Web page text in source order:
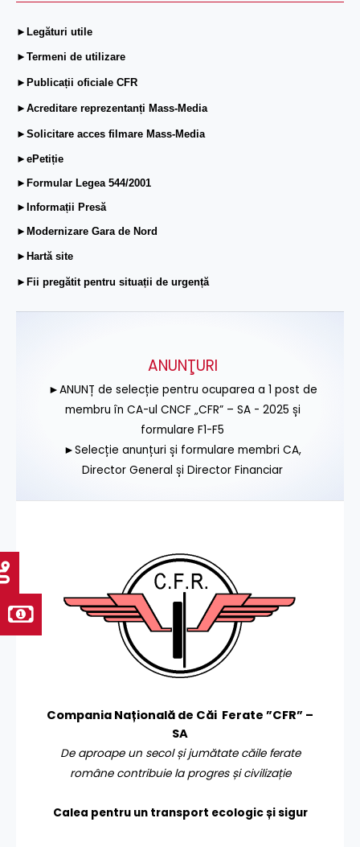
►Legături utile
►Termeni de utilizare
►Publicații oficiale CFR
►Acreditare reprezentanți Mass-Media
►Solicitare acces filmare Mass-Media
►ePetiție
►Formular Legea 544/2001
►Informații Presă
►Modernizare Gara de Nord
►Hartă site
►Fii pregătit pentru situații de urgență
ANUNŢURI
►ANUNȚ de selecție pentru ocuparea a 1 post de
membru în CA-ul CNCF „CFR” – SA - 2025 și
formulare F1-F5
►Selecție anunțuri și formulare membri CA,
Director General și Director Financiar
Compania Națională de Căi Ferate ”CFR” –
SA
De aproape un secol și jumătate căile ferate
române contribuie la progres și civilizație
Calea pentru un transport ecologic și sigur